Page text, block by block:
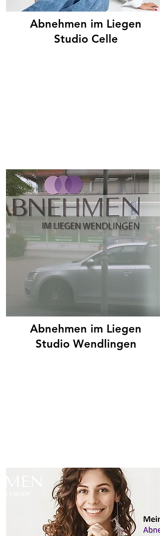
Abnehmen im Liegen
Studio Celle
Abnehmen im Liegen
Studio Wendlingen